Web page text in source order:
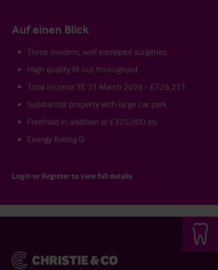
Auf einen Blick
Three modern, well equipped surgeries
High quality fit out throughout
Total income YE 31 March 2026 - £726,211
Substantial property with large car park
Freehold in addition at £325,000 stv
Energy Rating D
Login or Registerto view full details